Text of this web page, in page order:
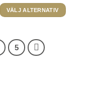
till
500 kr
VÄLJ ALTERNATIV
produkten
har
5